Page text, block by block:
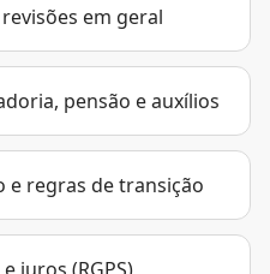
em geral
pensão e auxílios
e regras de transição